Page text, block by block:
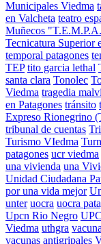
Municipales Viedma
en Valcheta teatro
Muñecos
Tecnicatura Superior
temporal patagones
TEP tito garcia lethal
santa clara Tonolec
Viedma tragedia
en Patagones tránsito
Expreso Rionegrino
tribunal de cuentas
Turismo VIedma
patagones ucr viedma
una vivienda una
Unidad Ciudadana
por una vida mejor
unter uocra uocra
Upcn Rio Negro
Viedma uthgra
vacunas antigripales